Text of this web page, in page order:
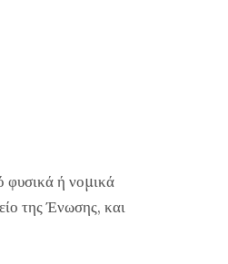
φυσικά ή νομικά
της Ένωσης, και